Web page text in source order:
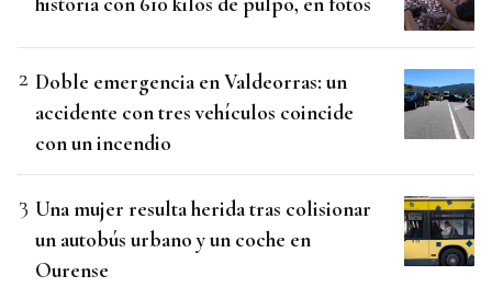
Doble emergencia en Valdeorras: un
accidente con tres vehículos coincide
con un incendio
Una mujer resulta herida tras colisionar
un autobús urbano y un coche en
Ourense